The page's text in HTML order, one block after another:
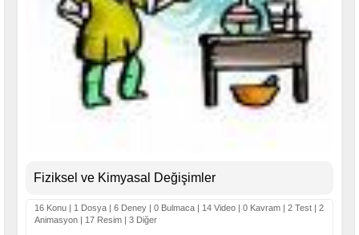
Fiziksel ve Kimyasal Değişimler
16 Konu | 1 Dosya | 6 Deney | 0 Bulmaca | 14 Video | 0 Kavram | 2 Test | 2
Animasyon | 17 Resim | 3 Diğer